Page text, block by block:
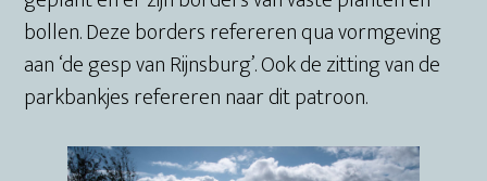
bollen. Deze borders refereren qua vormgeving
aan ‘de gesp van Rijnsburg’. Ook de zitting van de
parkbankjes refereren naar dit patroon.